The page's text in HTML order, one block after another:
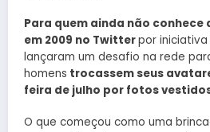
Para quem ainda não conhece
em 2009 no Twitterpor
lançaram um desafio na rede
homens trocassem seus
feira de julho por fotos
O que começou como uma